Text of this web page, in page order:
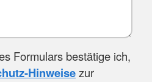
Formulars bestätige ich,
Hinweisezur